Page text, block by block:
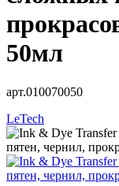
50мл
арт.010070050
LeTech